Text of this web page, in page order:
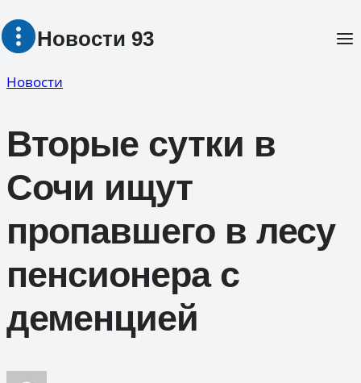
Перейти
Новости 93
Новости
Вторые сутки в
Сочи ищут
пропавшего в лесу
пенсионера с
деменцией